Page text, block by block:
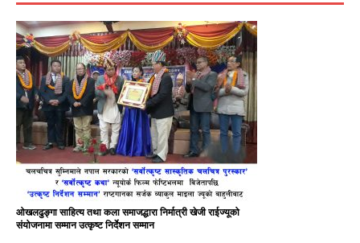
ओखलढुङ्गा साहित्य तथा कला समाजद्धारा निर्मात्री खेजी राईज्यूको
संयोजनामा सम्मान उत्कृष्ट निर्देशन सम्मान